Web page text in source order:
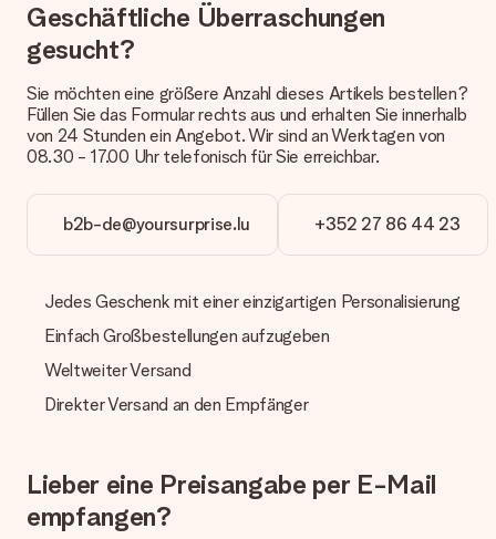
Welche Lieferoptionen stehen zur Verfügung?
Derzeit können wir (noch) keine verschiedenen Lieferoptionen
Päckchen versendet. Möchtest du wissen, ob es als Paket
oder Päckchen geliefert wird, kontaktiere bitte unseren
Kundenservice.
Wie kann ich meine Bestellung bezahlen?
Wir bieten die folgenden Zahlungsoptionen an: Vorauskasse
mit normaler Überweisung, Sofortüberweisung, Paypal,
manuellen Überweisung verlängert sich die Lieferzeit des
Geschenks jedoch um 3 Werktage.
Geschenk empfangen
Was, wenn das Geschenk meine Erwartungen nicht
kontaktieren. Dort wird dir umgehend ein passender
Lösungsvorschlag unterbreitet.
Geschäftliche Überraschungen
gesucht?
Sie möchten eine größere Anzahl dieses Artikels bestellen?
Füllen Sie das Formular rechts aus und erhalten Sie innerhalb
von 24 Stunden ein Angebot. Wir sind an Werktagen von
08.30 - 17.00 Uhr telefonisch für Sie erreichbar.
b2b-de@yoursurprise.lu +352 27 86 44 23
Jedes Geschenk mit einer einzigartigen Personalisierung
Einfach Großbestellungen aufzugeben
Weltweiter Versand
Direkter Versand an den Empfänger
Lieber eine Preisangabe per E-Mail
empfangen?